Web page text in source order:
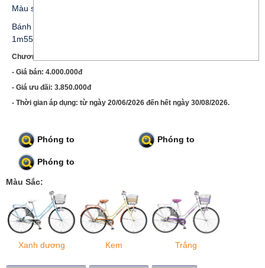
Màu sắc: Xanh; Trắng; Kem
Bánh xe 27 inch, thích hợp cho khách hàng nữ với chiều cao từ
1m55 đến 1m7.
Chương trình ưu đãi xe PU27:
- Giá bán: 4.000.000đ
- Giá ưu đãi: 3.850.000đ
- Thời gian áp dụng: từ ngày 20/06/2026 đến hết ngày 30/08/2026.
Phóng to Phóng to
Phóng to
Màu Sắc:
Xanh dương Kem Trắng